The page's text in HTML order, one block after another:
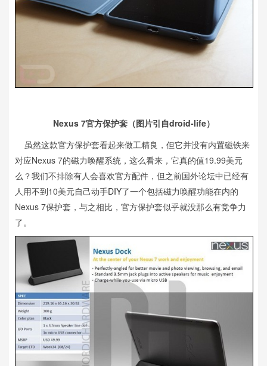
Nexus 7官方保护套（图片引自droid-life）
虽然这款官方保护套看起来做工精良，但它并没有内置磁铁来
对应Nexus 7的磁力唤醒系统，这么看来，它真的值19.99美元
么？我们不排除有人会喜欢官方配件，但之前国外论坛中已经有
人用不到10美元自己动手DIY了一个包括磁力唤醒功能在内的
Nexus 7保护套，与之相比，官方保护套似乎就没那么有竞争力
了。